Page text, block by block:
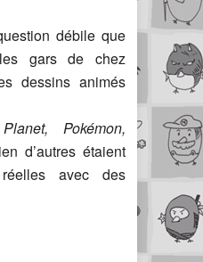
débile que
gars de chez
dessins animés
Pokémon,
d’autres étaient
avec des